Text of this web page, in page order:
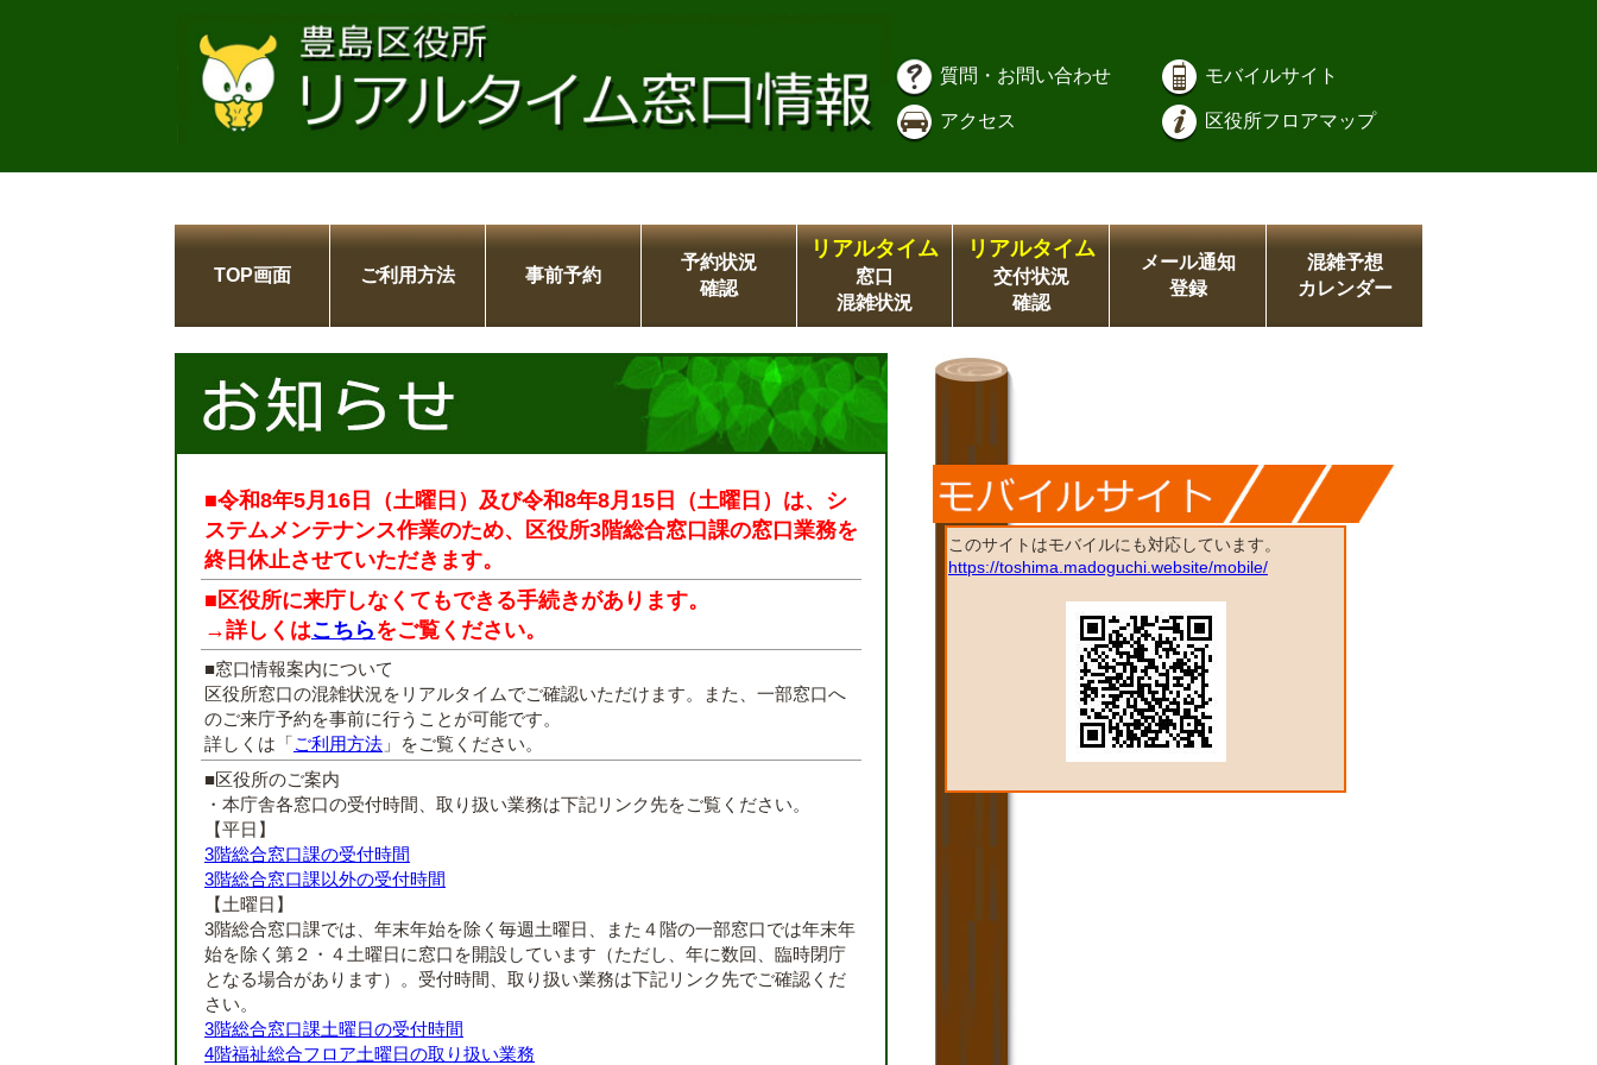
質問・お問い合わせ モバイルサイト
アクセス 区役所フロアマップ
TOP画面 ご利用方法 事前予約
予約状況
確認
リアルタイム
窓口
混雑状況
リアルタイム
交付状況
確認
メール通知
登録
混雑予想
カレンダー
■令和8年5月16日（土曜日）及び令和8年8月15日（土曜日）は、シ
ステムメンテナンス作業のため、区役所3階総合窓口課の窓口業務を
終日休止させていただきます。
■区役所に来庁しなくてもできる手続きがあります。
→詳しくはこちらをご覧ください。
■窓口情報案内について
区役所窓口の混雑状況をリアルタイムでご確認いただけます。また、一部窓口へ
のご来庁予約を事前に行うことが可能です。
詳しくは「ご利用方法 」をご覧ください。
■区役所のご案内
・本庁舎各窓口の受付時間、取り扱い業務は下記リンク先をご覧ください。
【平日】
3階総合窓口課の受付時間
3階総合窓口課以外の受付時間
【土曜日】
3階総合窓口課では、年末年始を除く毎週土曜日、また４階の一部窓口では年末年
始を除く第２・４土曜日に窓口を開設しています（ただし、年に数回、臨時閉庁
となる場合があります）。受付時間、取り扱い業務は下記リンク先でご確認くだ
さい。
3階総合窓口課土曜日の受付時間
4階福祉総合フロア土曜日の取り扱い業務
このサイトはモバイルにも対応しています。
https://toshima.madoguchi.website/mobile/